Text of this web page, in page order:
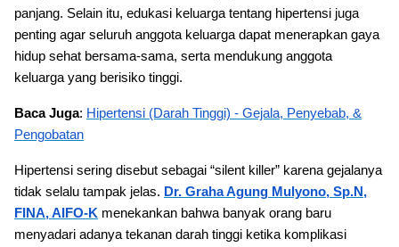
panjang. Selain itu, edukasi keluarga tentang hipertensi juga
penting agar seluruh anggota keluarga dapat menerapkan gaya
hidup sehat bersama-sama, serta mendukung anggota
keluarga yang berisiko tinggi.
Baca Juga: Hipertensi (Darah Tinggi) - Gejala, Penyebab, &
Pengobatan
Hipertensi sering disebut sebagai “silent killer” karena gejalanya
tidak selalu tampak jelas. Dr. Graha Agung Mulyono, Sp.N,
FINA, AIFO-K menekankan bahwa banyak orang baru
menyadari adanya tekanan darah tinggi ketika komplikasi